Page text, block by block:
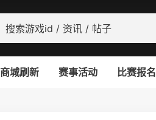
商城刷新 赛事活动 比赛报名